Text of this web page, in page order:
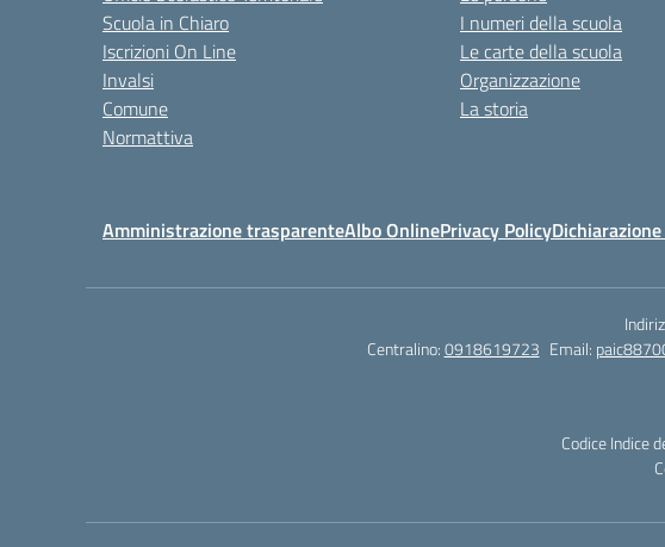
Scuola in Chiaro
Iscrizioni On Line
Invalsi
Comune
Normattiva
I numeri della scuola
Le carte della scuola
Organizzazione
La storia
Amministrazione trasparenteAlbo OnlinePrivacy Policy
Centralino:0918619723 Email:
Codice Indice